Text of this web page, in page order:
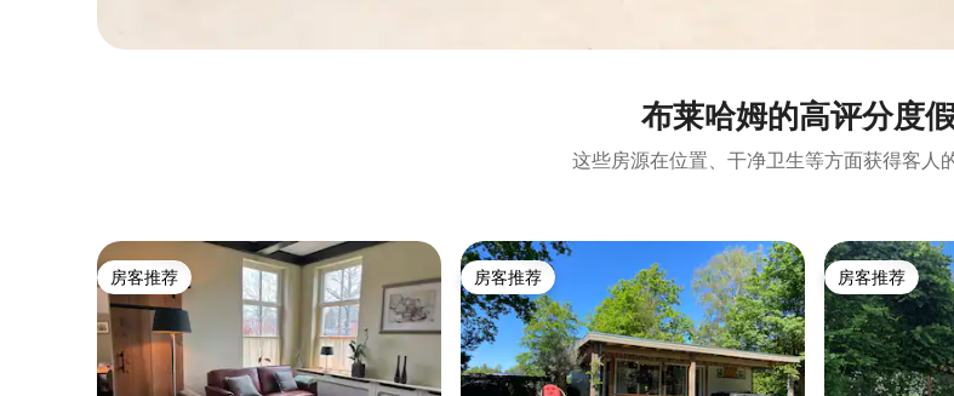
布莱哈姆的高评分度
这些房源在位置、干净卫生等方面获得客人
房客推荐
房客推荐 房客推荐
房客推荐 房客推荐
房客推荐